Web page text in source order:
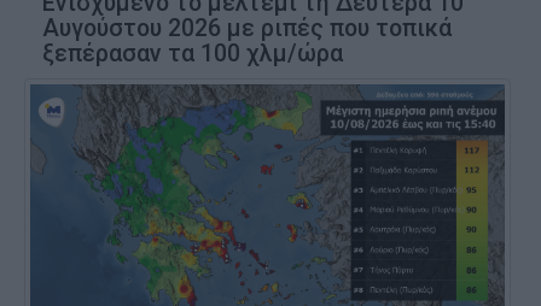
Αυγούστου 2026 με ριπές που τοπικά
ξεπέρασαν τα 100 χλμ/ώρα